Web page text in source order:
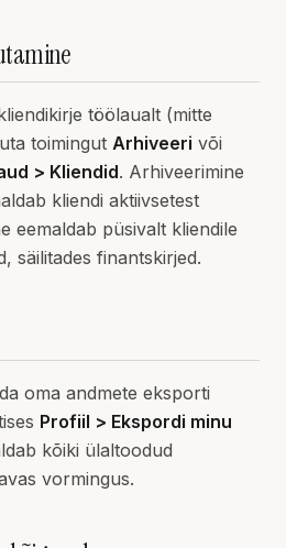
töölaualt (mitte
toimingut Arhiveeri või
> Kliendid. Arhiveerimine
kliendi aktiivsetest
eemaldab püsivalt kliendile
säilitades finantskirjed.
oma andmete eksporti
Profiil > Ekspordi minu
kõiki ülaltoodud
vormingus.